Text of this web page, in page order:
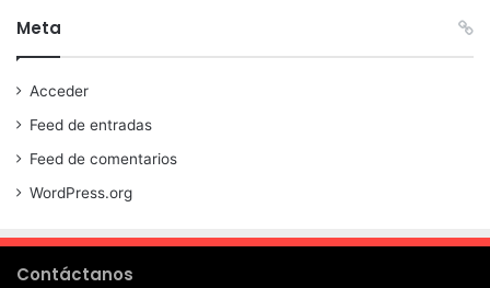
Meta
Acceder
Feed de entradas
Feed de comentarios
WordPress.org
Contáctanos